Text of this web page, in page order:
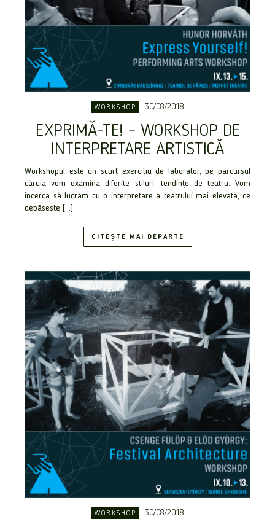
WORKSHOP 30/08/2018
EXPRIMĂ-TE! – WORKSHOP DE
INTERPRETARE ARTISTICĂ
Workshopul este un scurt exercițiu de laborator, pe parcursul
căruia vom examina diferite stiluri, tendințe de teatru. Vom
încerca să lucrăm cu o interpretare a teatrului mai elevată, ce
depășește […]
CITEȘTE MAI DEPARTE
WORKSHOP 30/08/2018